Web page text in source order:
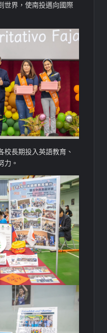
世界，使南投邁向國際
校長期投入英語教育、
力。